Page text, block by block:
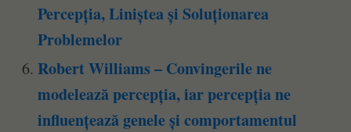
Percepția, Liniștea și Soluționarea
Problemelor
Robert Williams – Convingerile ne
modelează percepția, iar percepția ne
influențează genele și comportamentul